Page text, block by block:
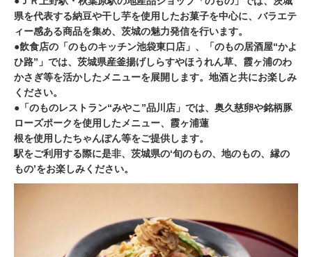
県を代表する納豆や干し芋を使用したお菓子を中心に、バラエテ
ィー感ある商品を集め、茨城の魅力発信を行います。
●飲食店の「のものキッチン池袋東口店」、「のもの居酒屋“かよ
ひ路”」では、茨城県産釜揚げしらすやほうれん草、霞ヶ浦のわ
かさぎ等を活かしたメニューを展開します。地酒と共にお楽しみ
ください。
●「のものレストラン“みやこ”品川店」では、奥久慈卵や銘柄豚
ローズポークを使用したメニュー、霞ヶ浦蓮
根を使用したちゃんぽん等をご提供します。
駅をご利用する際に是非、茨城県の‘旬のもの、地のもの、縁の
もの’をお楽しみください。